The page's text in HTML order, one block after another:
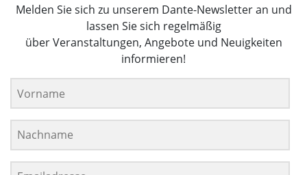
Melden Sie sich zu unserem Dante-Newsletter an und
lassen Sie sich regelmäßig
über Veranstaltungen, Angebote und Neuigkeiten
informieren!